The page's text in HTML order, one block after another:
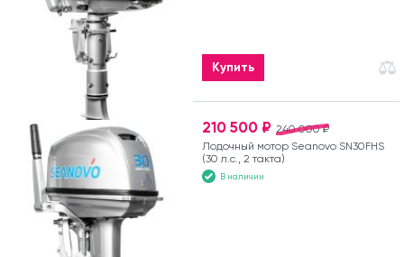
Купить
240 000 ₽
210 500 ₽
Лодочный мотор Seanovo SN30FHS
(30 л.с., 2 такта)
В наличии